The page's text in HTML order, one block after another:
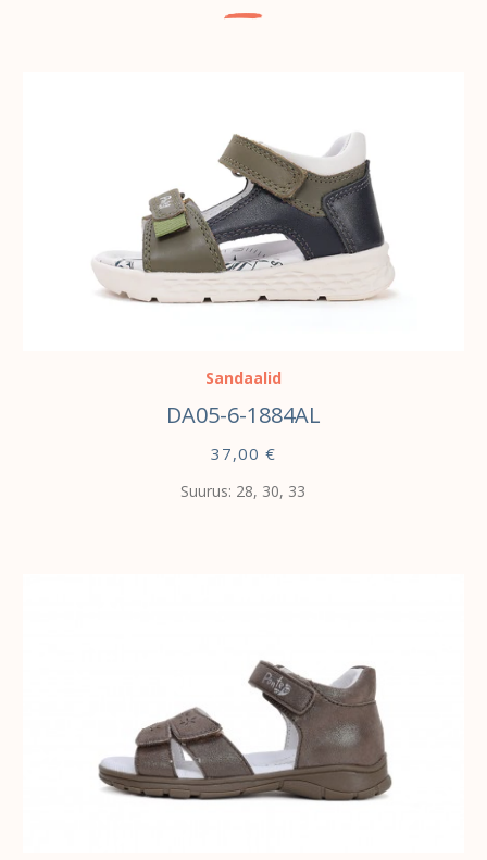
Sandaalid
DA05-6-1884AL
37,00 €
Suurus: 28, 30, 33